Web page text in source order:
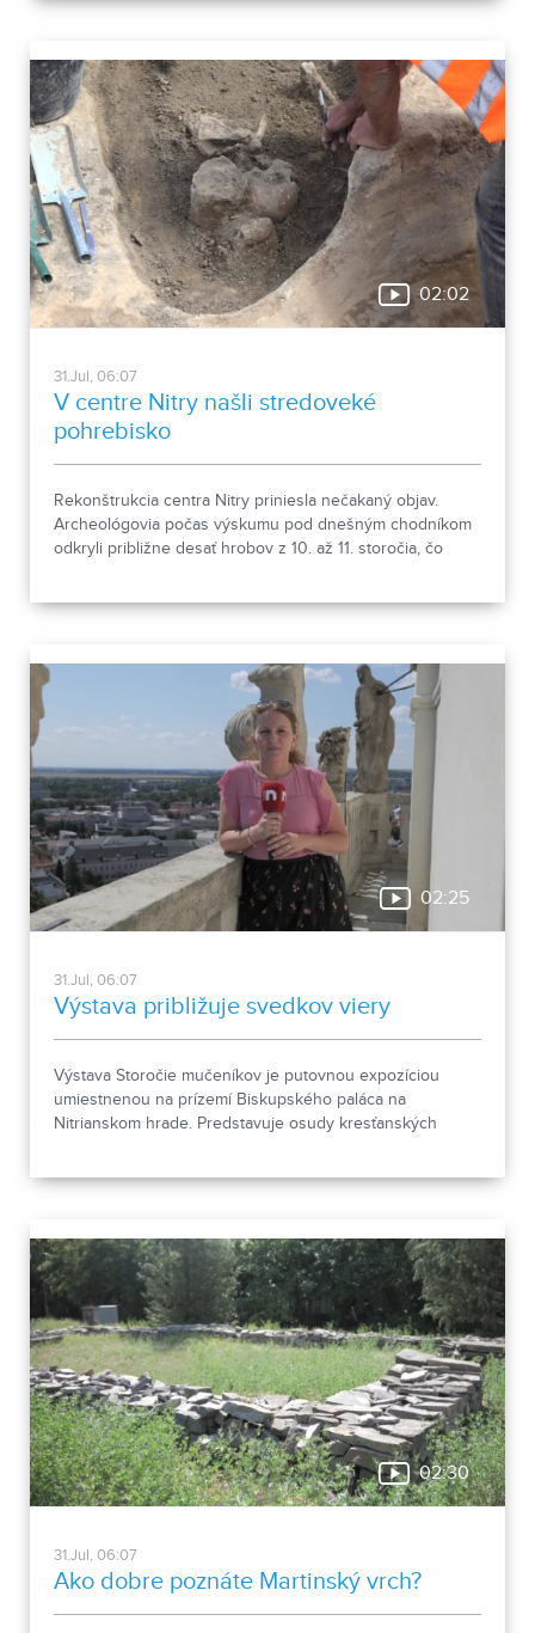
02:02
31.Jul, 06:07
V centre Nitry našli stredoveké
pohrebisko
Rekonštrukcia centra Nitry priniesla nečakaný objav.
Archeológovia počas výskumu pod dnešným chodníkom
odkryli približne desať hrobov z 10. až 11. storočia, čo
02:25
31.Jul, 06:07
Výstava približuje svedkov viery
Výstava Storočie mučeníkov je putovnou expozíciou
umiestnenou na prízemí Biskupského paláca na
Nitrianskom hrade. Predstavuje osudy kresťanských
02:30
31.Jul, 06:07
Ako dobre poznáte Martinský vrch?